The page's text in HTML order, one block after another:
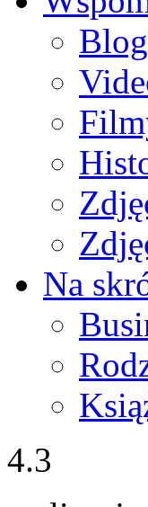
Na
4.3